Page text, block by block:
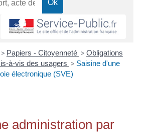
> Papiers - Citoyenneté > Obligations
à-vis des usagers > Saisine d'une
électronique (SVE)
administration par